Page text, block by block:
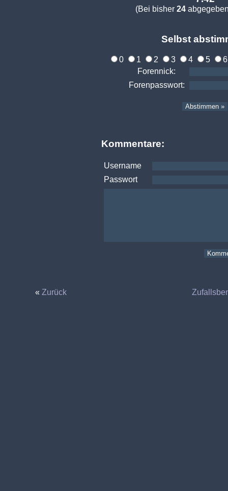
(Bei bisher 24
Selbst
0 1 2 3 4 5
Forennick:
Forenpasswort:
Kommentare:
Username
Passwort
« Zurück